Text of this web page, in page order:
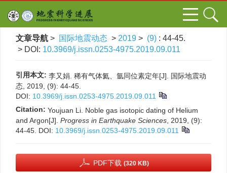
文章导航 > 国际地震动态 > 2019 > (9) : 44-45.
> DOI: 10.3969/j.issn.0253-4975.2019.09.011
引用本文: 李又娟. 稀有气体氦、氩同位素定年[J]. 国际地震动
态, 2019, (9): 44-45.
DOI: 10.3969/j.issn.0253-4975.2019.09.011
Citation: Youjuan Li. Noble gas isotopic dating of Helium
and Argon[J]. Progress in Earthquake Sciences , 2019, (9):
44-45. DOI: 10.3969/j.issn.0253-4975.2019.09.011
PDF下载 (320 KB)